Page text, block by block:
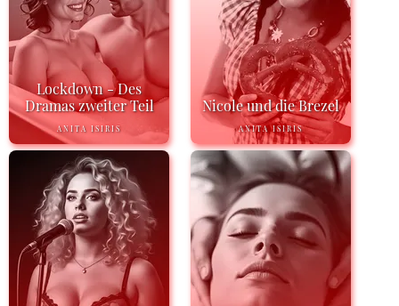
Lockdown - Des
Dramas zweiter Teil
ANITA ISIRIS
Nicole und die Brezel
ANITA ISIRIS